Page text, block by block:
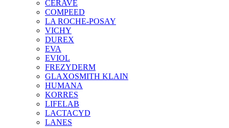
CERAVE
COMPEED
LA ROCHE-POSAY
VICHY
DUREX
EVA
EVIOL
FREZYDERM
GLAXOSMITH KLAIN
HUMANA
KORRES
LIFELAB
LACTACYD
LANES